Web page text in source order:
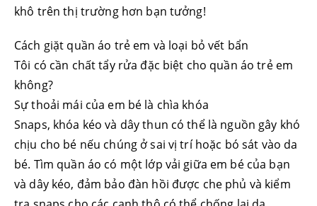
khô trên thị trường hơn bạn tưởng!
Cách giặt quần áo trẻ em và loại bỏ vết bẩn
Tôi có cần chất tẩy rửa đặc biệt cho quần áo trẻ em
không?
Sự thoải mái của em bé là chìa khóa
Snaps, khóa kéo và dây thun có thể là nguồn gây khó
chịu cho bé nếu chúng ở sai vị trí hoặc bó sát vào da
bé. Tìm quần áo có một lớp vải giữa em bé của bạn
và dây kéo, đảm bảo đàn hồi được che phủ và kiểm